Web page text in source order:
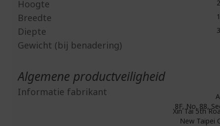
Hoogte
Breedte
Diepte
Gewicht (bij benadering)
Algemene productveiligheid
Informatie fabrikant
8F, No. 88,
Xin Tai 5th
New Taipei